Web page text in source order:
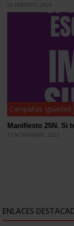
23 FEBRERO, 2026
Campañas Igualdad
Manifiesto 25N. Si
17 NOVIEMBRE, 2025
ENLACES